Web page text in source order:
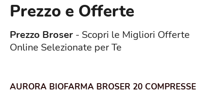
Prezzo e Offerte
Prezzo Broser - Scopri le Migliori Offerte
Online Selezionate per Te
AURORA BIOFARMA BROSER 20 COMPRESSE